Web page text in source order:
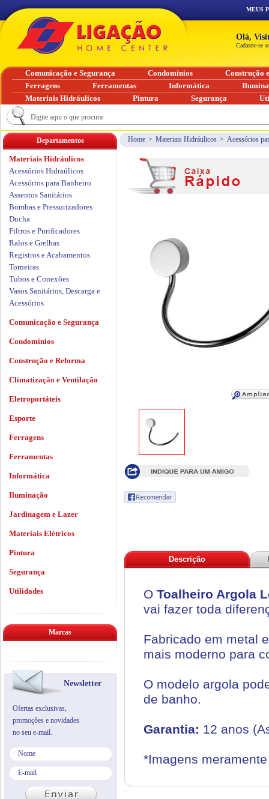
Home > Materiais Hidráulicos > Acessórios
Descrição
O Toalheiro Argola
vai fazer toda
Fabricado em metal
mais moderno para
O modelo argola
de banho.
Garantia: 12 anos
*Imagens
Departamentos
Materiais Hidráulicos
Acessórios Hidraúlicos
Acessórios para Banheiro
Assentos Sanitários
Bombas e Pressurizadores
Ducha
Filtros e Purificadores
Ralos e Grelhas
Registros e Acabamentos
Torneiras
Tubos e Conexões
Vasos Sanitários, Descarga e
Acessórios
Comunicação e Segurança
Condomínios
Construção e Reforma
Climatização e Ventilação
Eletroportáteis
Esporte
Ferragens
Ferramentas
Informática
Iluminação
Jardinagem e Lazer
Materiais Elétricos
Pintura
Segurança
Utilidades
Marcas
Newsletter
Ofertas exclusivas,
promoções e novidades
no seu e-mail.
MEUS
Olá,
Cadastre-se
Comunicação e Segurança Condomínios
Construção
Ferragens
Ferramentas Informática
Materiais Hidráulicos
Pintura Segurança